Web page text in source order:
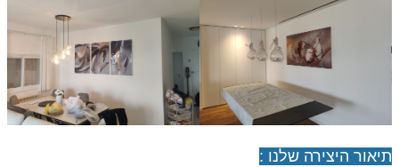
תיאור היצירה שלנו :